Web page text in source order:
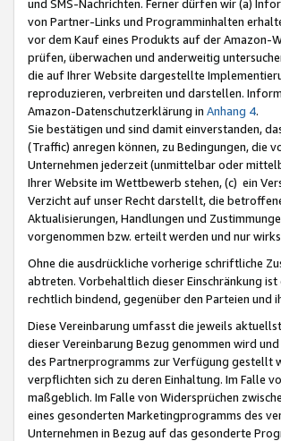
und SMS-Nachrichten. Ferner dürfen wir (a)
von Partner-Links und Programminhalten
vor dem Kauf eines Produkts auf der Amazon-
prüfen, überwachen und anderweitig
die auf Ihrer Website dargestellte
reproduzieren, verbreiten und darstellen.
Amazon-Datenschutzerklärung in Anhang 4.
Sie bestätigen und sind damit einverstanden,
(Traffic) anregen können, zu Bedingungen, die
Unternehmen jederzeit (unmittelbar oder
Ihrer Website im Wettbewerb stehen, (c) ein
Verzicht auf unser Recht darstellt, die
Aktualisierungen, Handlungen und
vorgenommen bzw. erteilt werden und nur
Ohne die ausdrückliche vorherige schriftliche
abtreten. Vorbehaltlich dieser Einschränkung
rechtlich bindend, gegenüber den Parteien
Diese Vereinbarung umfasst die jeweils
dieser Vereinbarung Bezug genommen wird
des Partnerprogramms zur Verfügung gestellt
verpflichten sich zu deren Einhaltung. Im Falle
maßgeblich. Im Falle von Widersprüchen
eines gesonderten Marketingprogramms des
Unternehmen in Bezug auf das gesonderte